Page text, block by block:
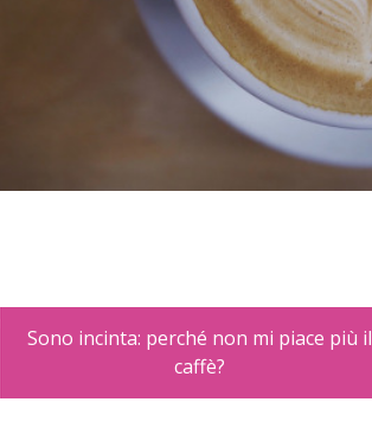
Sono incinta: perché non mi piace più il
caffè?